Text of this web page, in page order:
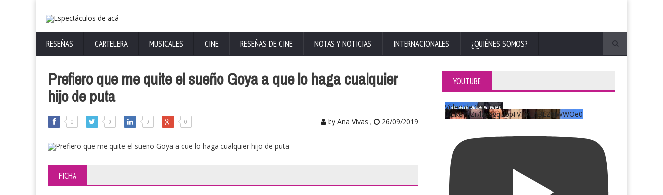
RESEÑAS CARTELERA MUSICALES CINE RESEÑAS DE CINE NOTAS Y NOTICIAS INTERNACIONALES ¿QUIÉNES SOMOS?
Prefiero que me quite el sueño Goya a que lo haga cualquier
hijo de puta
0 0 0 0 by Ana Vivas , 26/09/2019
FICHA
YOUTUBE
Vídeo de YouTube
UCKqYjiZi7lzy6gqU6pFVFiA_A3EZ9JWWOe0